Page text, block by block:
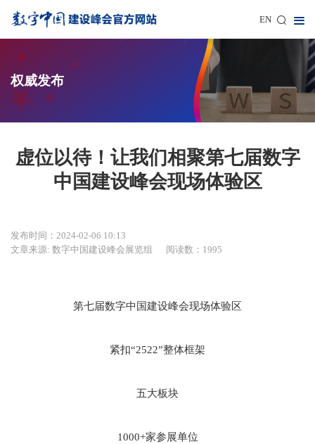
EN
权威发布
虚位以待！让我们相聚第七届数字
中国建设峰会现场体验区
发布时间：2024-02-06 10:13
文章来源: 数字中国建设峰会展览组
阅读数：1995
第七届数字中国建设峰会现场体验区
紧扣“2522”整体框架
五大板块
1000+家参展单位